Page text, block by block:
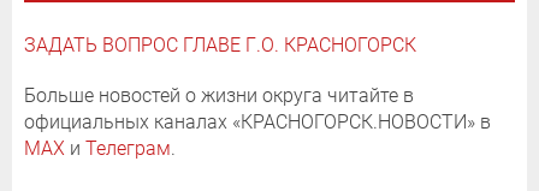
ЗАДАТЬ ВОПРОС ГЛАВЕ Г.О. КРАСНОГОРСК
Больше новостей о жизни округа читайте в
официальных каналах «КРАСНОГОРСК.НОВОСТИ» в
MAX и Телеграм.